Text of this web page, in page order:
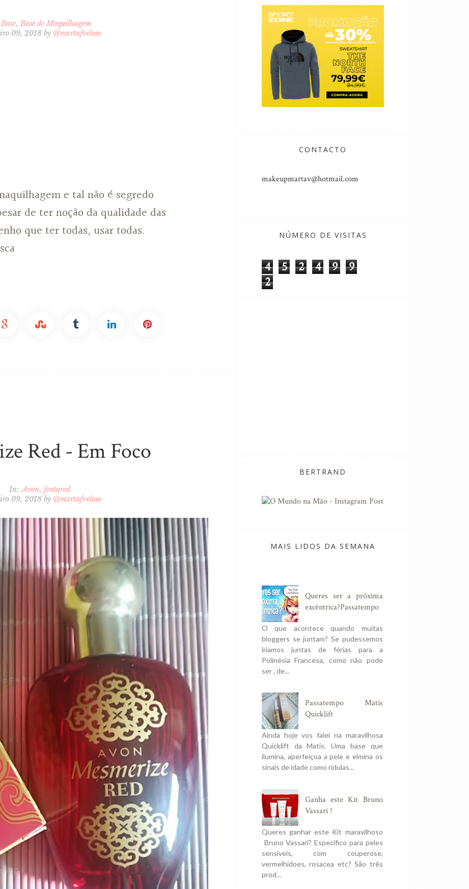
Base Base de Maquilhagem
09, 2018 by @martafveloso
e tal não é segredo
de ter noção da qualidade das
que ter todas, usar todas.
Red - Em Foco
In: Avon featured
09, 2018 by @martafveloso
CONTACTO
makeupmartav@hotmail.com
NÚMERO DE VISITAS
4 5 2 4 9
9
2
BERTRAND
MAIS LIDOS DA SEMANA
Queres ser a próxima
excêntrica?Passatempo
O que acontece quando muitas
bloggers se juntam? Se pudessemos
iriamos juntas de férias para a
Polinésia Francesa, como não pode
ser , de...
Passatempo Matis
Quicklift
Ainda hoje vos falei na maravilhosa
Quicklift da Matis. Uma base que
ilumina, aperfeiçoa a pele e elmina os
sinais de idade como ridulas...
Ganha este Kit Bruno
Vassari !
Queres ganhar este Kit maravilhoso
Bruno Vassari? Especifico para peles
sensiveis, com couperose,
vermelhidoes, rosacea etc? São três
prod...